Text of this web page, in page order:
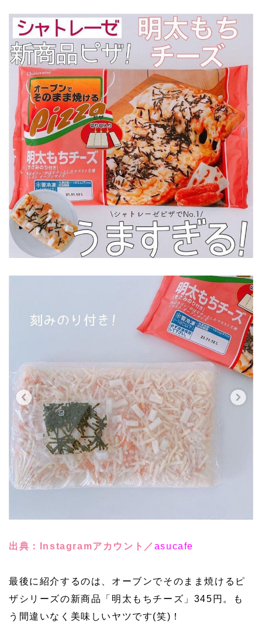
出典：Instagramアカウント／ asucafe
最後に紹介するのは、オーブンでそのまま焼けるピ
ザシリーズの新商品「明太もちチーズ」345円。も
う間違いなく美味しいヤツです(笑)！